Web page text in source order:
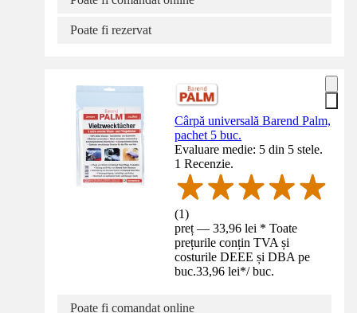
Poate fi rezervat
Cârpă universală Barend Palm,
pachet 5 buc.
Evaluare medie: 5 din 5 stele.
1 Recenzie.
(1)
preț — 33,96 lei * Toate
prețurile conțin TVA și
costurile DEEE și DBA pe
buc.33,96 lei*/ buc.
Poate fi comandat online